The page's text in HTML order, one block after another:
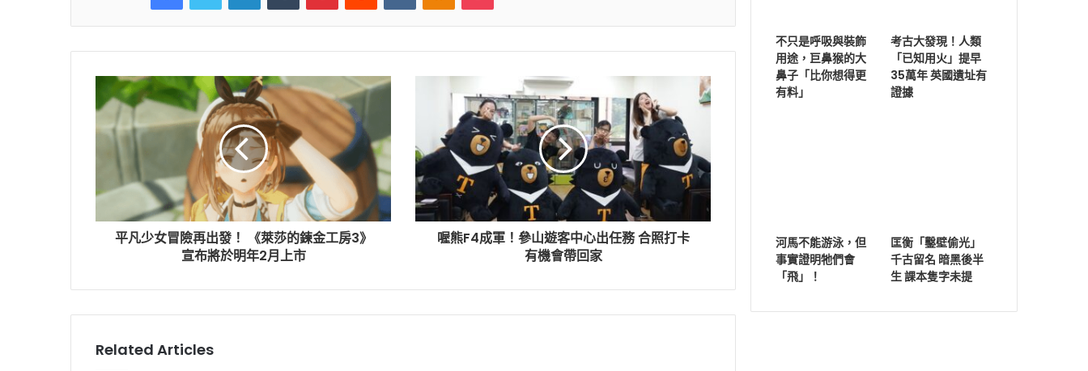
平凡少女冒險再出發！ 《萊莎的鍊金工房3》
宣布將於明年2月上市
喔熊F4成軍！參山遊客中心出任務 合照打卡
有機會帶回家
Related Articles
不只是呼吸與裝飾
用途，巨鼻猴的大
鼻子「比你想得更
有料」
考古大發現！人類
「已知用火」提早
35萬年 英國遺址有
證據
河馬不能游泳，但
事實證明牠們會
「飛」！
匡衡「鑿壁偷光」
千古留名 暗黑後半
生 課本隻字未提